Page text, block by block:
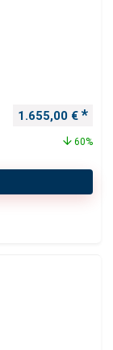
Ursprünglicher
1.655,00 €
60%